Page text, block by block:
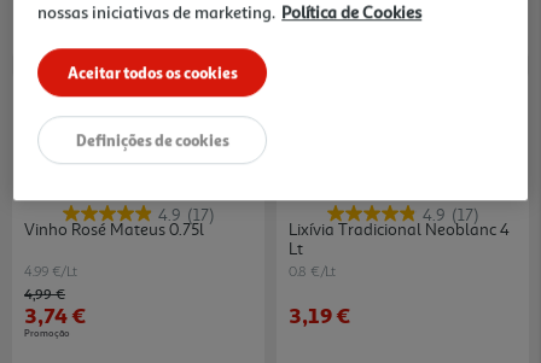
-25%
4.9 (17)
Vinho Rosé Mateus 0.75l
4.99 €/Lt
Price reduced from
4,99 €to
3,74 €
Promoção
4.9 (17)
Lixívia Tradicional Neoblanc 4
Lt
0.8 €/Lt
3,19 €
nossas iniciativas de marketing. Política de Cookies
Aceitar todos os cookies
Definições de cookies